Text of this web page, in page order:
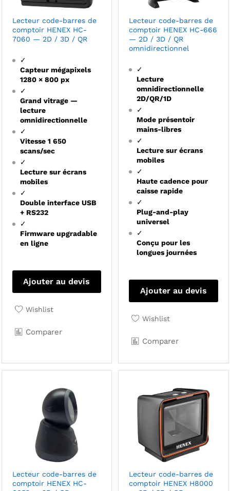
Lecteur code-barres de
comptoir HENEX HC-
7060 — 2D / 3D / QR
✓
Capteur méga­pixels
1280 × 800 px
✓
Grand vitrage —
lecture
omnidirectionnelle
✓
Vitesse 1 650
scans/sec
✓
Lecture sur écrans
mobiles
✓
Double interface USB
+ RS232
✓
Firmware upgradable
en ligne
Ajouter au devis
Wishlist
Comparer
Lecteur code-barres de
comptoir HENEX HC-666
— 2D / 3D / QR
omnidirectionnel
✓
Lecture
omnidirectionnelle
2D/QR/1D
✓
Mode présentoir
mains-libres
✓
Lecture sur écrans
mobiles
✓
Haute cadence pour
caisse rapide
✓
Plug-and-play
universel
✓
Conçu pour les
longues journées
Ajouter au devis
Wishlist
Comparer
Lecteur code-barres de
comptoir HENEX HC-
Lecteur code-barres de
comptoir HENEX H8000